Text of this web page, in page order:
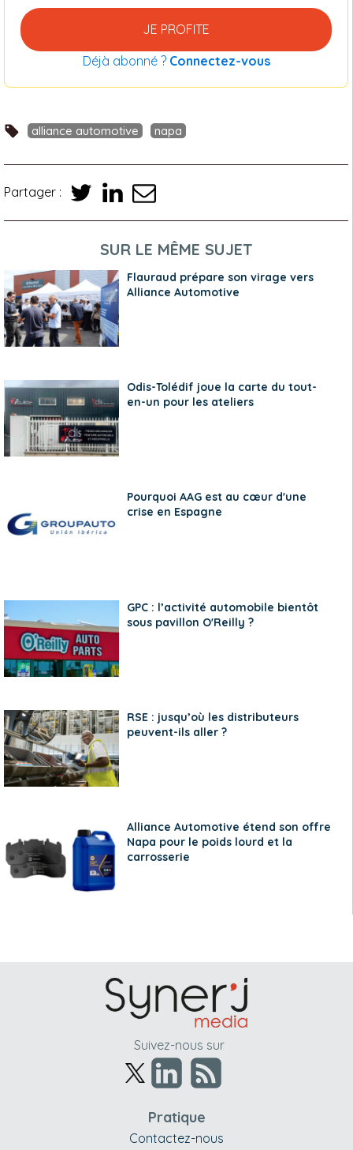
JE PROFITE
Déjà abonné ? Connectez-vous
alliance automotive napa
Partager :
SUR LE MÊME SUJET
Flauraud prépare son virage vers
Alliance Automotive
Odis-Tolédif joue la carte du tout-
en-un pour les ateliers
Pourquoi AAG est au cœur d'une
crise en Espagne
GPC : l’activité automobile bientôt
sous pavillon O'Reilly ?
RSE : jusqu’où les distributeurs
peuvent-ils aller ?
Alliance Automotive étend son offre
Napa pour le poids lourd et la
carrosserie
Suivez-nous sur
Pratique
Contactez-nous